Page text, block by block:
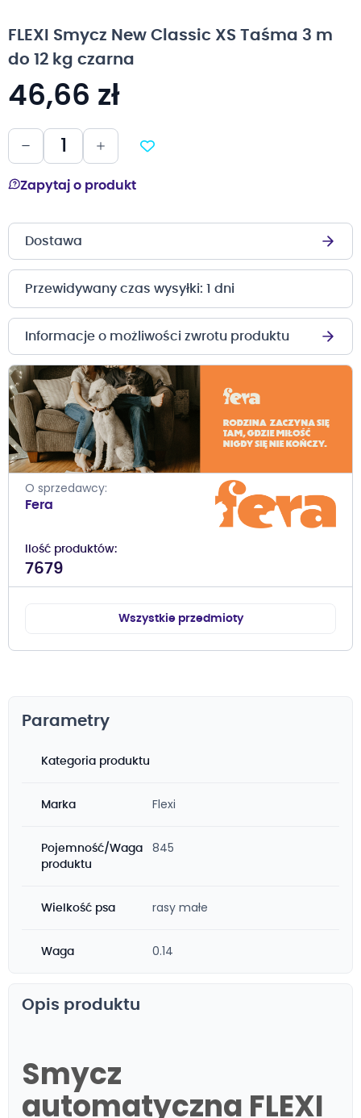
galerii
FLEXI Smycz New Classic XS Taśma 3 m
do 12 kg czarna
46,66 zł
Zapytaj o produkt
Dostawa
Przewidywany czas wysyłki: 1 dni
Informacje o możliwości zwrotu produktu
O sprzedawcy
Fera
Ilość produktów
7679
Wszystkie przedmioty
Parametry
Kategoria produktu
Marka Flexi
Pojemność/Waga
produktu
845
Wielkość psa rasy małe
Waga 0.14
Opis produktu
Smycz
automatyczna FLEXI